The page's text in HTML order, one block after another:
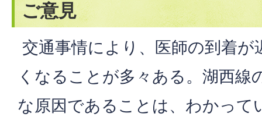
ご意見
交通事情により、医師の到着が
くなることが多々ある。湖西線
な原因であることは、わかって